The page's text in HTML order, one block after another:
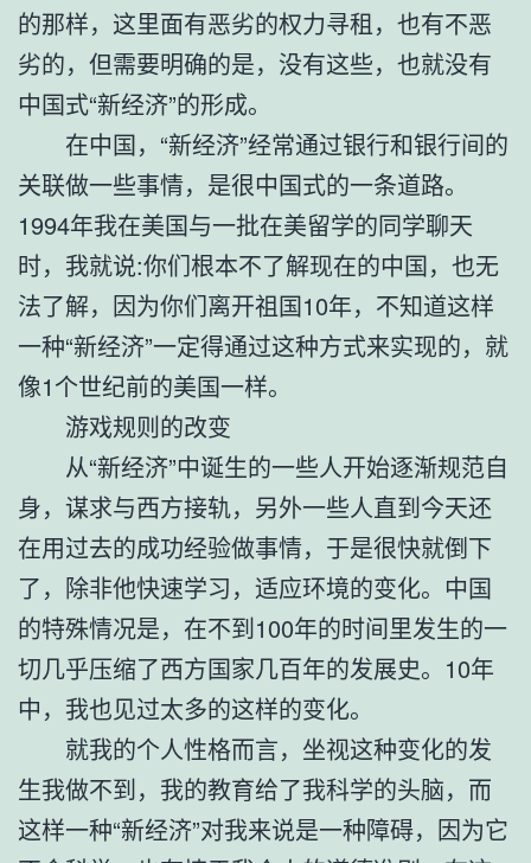
的那样，这里面有恶劣的权力寻租，也有不恶
劣的，但需要明确的是，没有这些，也就没有
中国式“新经济”的形成。
在中国，“新经济”经常通过银行和银行间的
关联做一些事情，是很中国式的一条道路。
1994年我在美国与一批在美留学的同学聊天
时，我就说:你们根本不了解现在的中国，也无
法了解，因为你们离开祖国10年，不知道这样
一种“新经济”一定得通过这种方式来实现的，就
像1个世纪前的美国一样。
游戏规则的改变
从“新经济”中诞生的一些人开始逐渐规范自
身，谋求与西方接轨，另外一些人直到今天还
在用过去的成功经验做事情，于是很快就倒下
了，除非他快速学习，适应环境的变化。中国
的特殊情况是，在不到100年的时间里发生的一
切几乎压缩了西方国家几百年的发展史。10年
中，我也见过太多的这样的变化。
就我的个人性格而言，坐视这种变化的发
生我做不到，我的教育给了我科学的头脑，而
这样一种“新经济”对我来说是一种障碍，因为它